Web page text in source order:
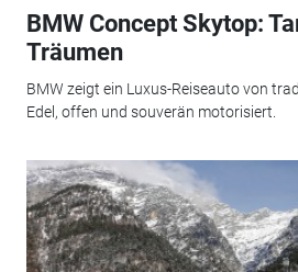
BMW Concept Skytop:
Träumen
BMW zeigt ein Luxus-Reiseauto von
Edel, offen und souverän motorisiert.